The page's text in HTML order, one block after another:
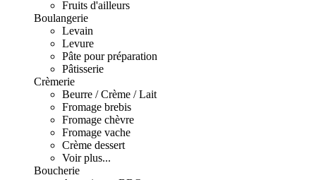
Fruits d'ailleurs
Boulangerie
Levain
Levure
Pâte pour préparation
Pâtisserie
Crèmerie
Beurre / Crème / Lait
Fromage brebis
Fromage chèvre
Fromage vache
Crème dessert
Voir plus...
Boucherie